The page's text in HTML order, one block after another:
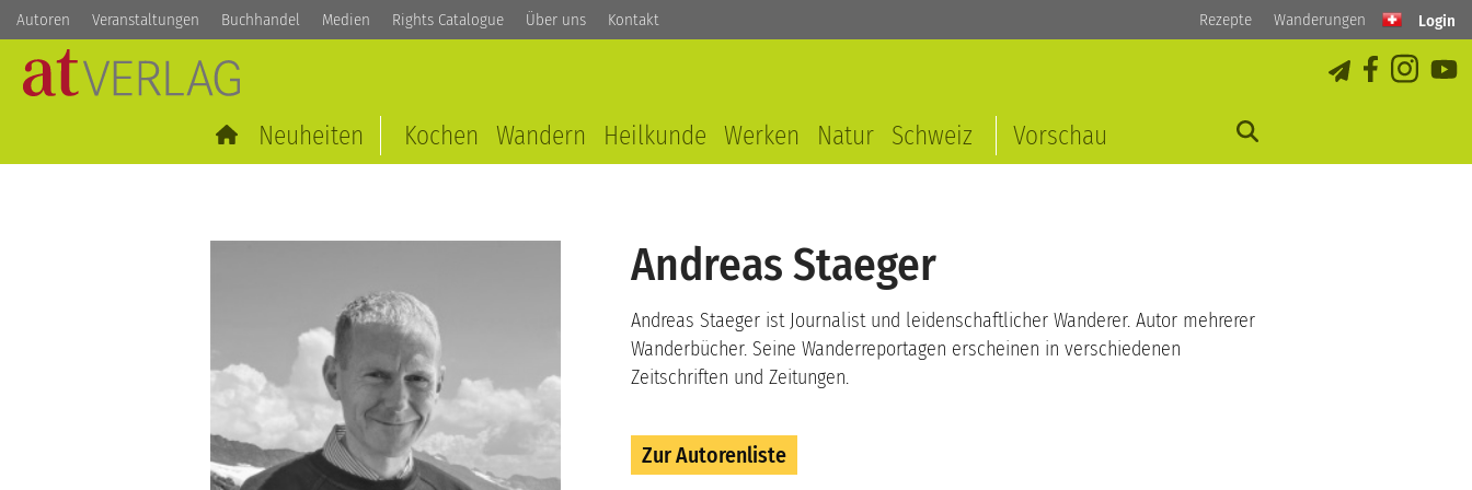
Autoren Veranstaltungen Buchhandel Medien Rights Catalogue Über uns Kontakt Rezepte Wanderungen Login
Neuheiten Kochen Wandern Heilkunde Werken Natur Schweiz Vorschau
Andreas Staeger
Andreas Staeger ist Journalist und leidenschaftlicher Wanderer. Autor mehrerer
Wanderbücher. Seine Wanderreportagen erscheinen in verschiedenen
Zeitschriften und Zeitungen.
Zur Autorenliste